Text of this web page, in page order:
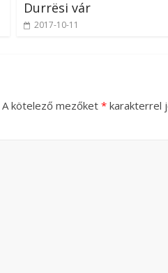
Durrësi vár
2017-10-11
A kötelező mezőket * karakterrel